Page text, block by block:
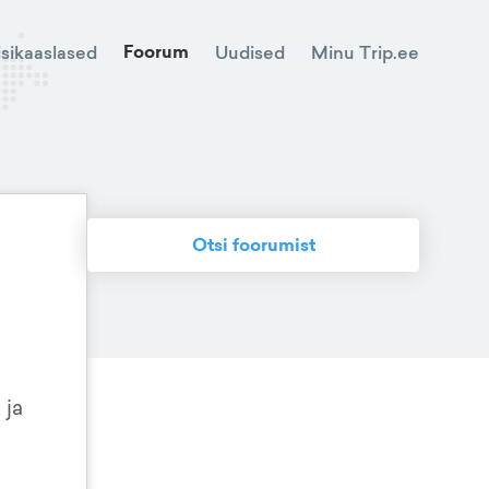
Foorum Uudised Minu Trip.ee
Otsi foorumist